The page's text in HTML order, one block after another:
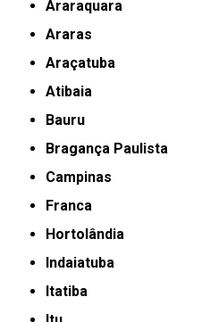
Araraquara
Araras
Araçatuba
Atibaia
Bauru
Bragança Paulista
Campinas
Franca
Hortolândia
Indaiatuba
Itatiba